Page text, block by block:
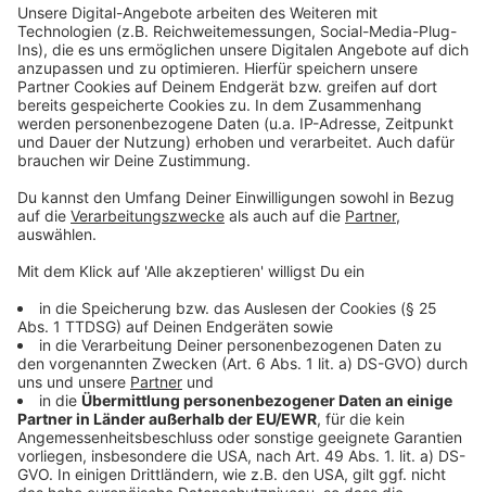
Deine Meinung
Anzeige
Anzeige
Ist das Verbot von Wassersport im
Winter am Torfmoorsee richtig?
Ja
Nein
Anzeige